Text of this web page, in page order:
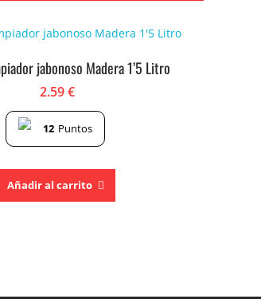
jabonoso Madera 1’5 Litro
2.59€
12 Puntos
Añadir al carrito